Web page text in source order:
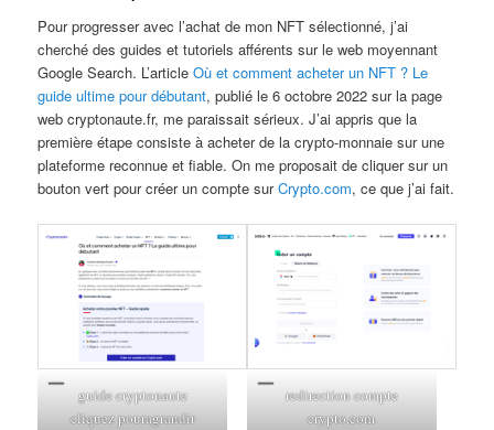
Pour progresser avec l’achat de mon NFT sélectionné, j’ai
cherché des guides et tutoriels afférents sur le web moyennant
Google Search. L’articleOù et comment acheter un NFT ? Le
guide ultime pour débutant, publié le 6 octobre 2022 sur la page
web cryptonaute.fr, me paraissait sérieux. J’ai appris que la
première étape consiste à acheter de la crypto-monnaie sur une
plateforme reconnue et fiable. On me proposait de cliquer sur un
bouton vert pour créer un compte surCrypto.com, ce que j’ai fait.
guide cryptonaute
cliquez pouragrandir
redirection compte
crypto.com